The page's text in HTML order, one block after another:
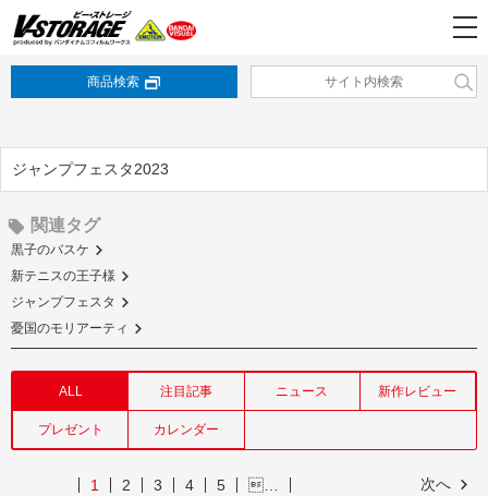
商品検索
ジャンプフェスタ2023
関連タグ
黒子のバスケ
新テニスの王子様
ジャンプフェスタ
憂国のモリアーティ
ALL 注目記事 ニュース 新作レビュー
プレゼント カレンダー
次へ
1 2 3 4 5 …